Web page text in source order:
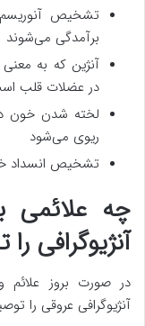
تشخیص
برآمدگی می‌شوند
آنژین که به
در عضلات قلب
لخته شدن خون
ریوی می‌شود
تشخیص انسداد
چه
آنژیوگرافی
در صورت بروز
آنژیوگرافی عروقی را